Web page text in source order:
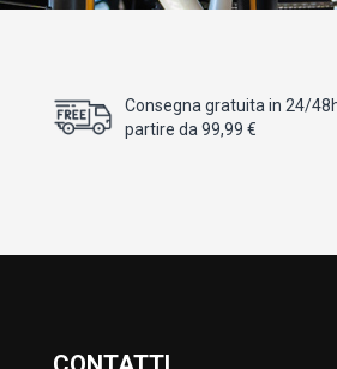
Consegna gratuita in 24/
partire da 99,99 €